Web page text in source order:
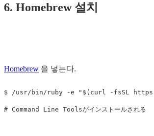
6. Homebrew 설치
Homebrew 을 넣는다.
$ /usr/bin/ruby -e " $( curl -fsSL
# Command Line Toolsがインストールされる